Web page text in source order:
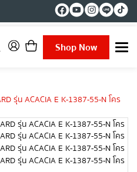
Shop Now
T
n
a
v
i
g
รุ่น ACACIA E K-1387-55-N โคร